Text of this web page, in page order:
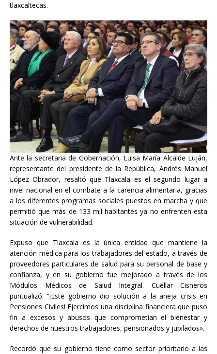
tlaxcaltecas.
Ante la secretaria de Gobernación, Luisa María Alcalde Luján,
representante del presidente de la República, Andrés Manuel
López Obrador, resaltó que Tlaxcala es el segundo lugar a
nivel nacional en el combate a la carencia alimentaria, gracias
a los diferentes programas sociales puestos en marcha y que
permitió que más de 133 mil habitantes ya no enfrenten esta
situación de vulnerabilidad.
Expuso que Tlaxcala es la única entidad que mantiene la
atención médica para los trabajadores del estado, a través de
proveedores particulares de salud para su personal de base y
confianza, y en su gobierno fue mejorado a través de los
Módulos Médicos de Salud Integral. Cuéllar Cisneros
puntualizó: “¡Este gobierno dio solución a la añeja crisis en
Pensiones Civiles! Ejercimos una disciplina financiera que puso
fin a excesos y abusos que comprometían el bienestar y
derechos de nuestros trabajadores, pensionados y jubilados».
Recordó que su gobierno tiene como sector prioritario a las